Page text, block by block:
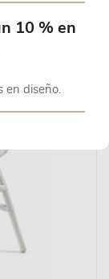
10 % en
en diseño.